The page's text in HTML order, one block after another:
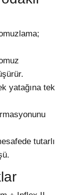
yatağına tek
tutarlı